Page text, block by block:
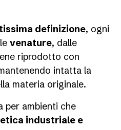
definizione, ogni
venature, dalle
riprodotto con
intatta la
materia originale.
per ambienti che
industriale e